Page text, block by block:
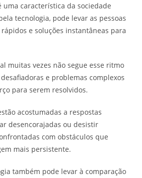
uma característica da sociedade
tecnologia, pode levar as pessoas
e soluções instantâneas para
muitas vezes não segue esse ritmo
e problemas complexos
para serem resolvidos.
acostumadas a respostas
desencorajadas ou desistir
com obstáculos que
mais persistente.
também pode levar à comparação